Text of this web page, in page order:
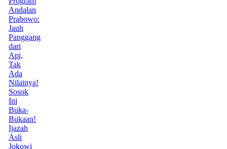
Andalan
Prabowo:
Jauh
Panggang
dari
Api,
Tak
Ada
Nilainya!
Sosok
Ini
Buka-
Bukaan!
Ijazah
Asli
Jokowi